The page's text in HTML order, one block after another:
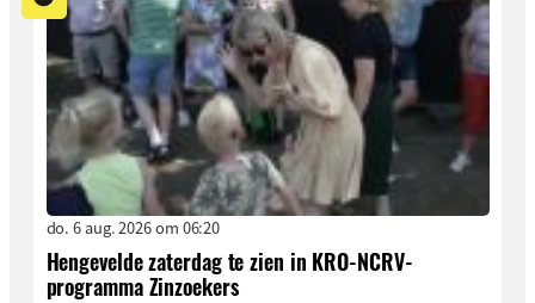
do. 6 aug. 2026 om 06:20
Hengevelde zaterdag te zien in KRO-NCRV-
programma Zinzoekers